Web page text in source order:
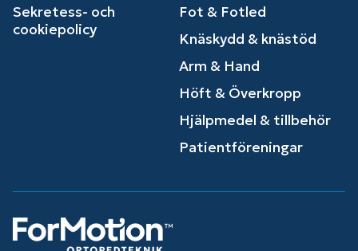
Sekretess- och
cookiepolicy
Fot & Fotled
Knäskydd & knästöd
Arm & Hand
Höft & Överkropp
Hjälpmedel & tillbehör
Patientföreningar